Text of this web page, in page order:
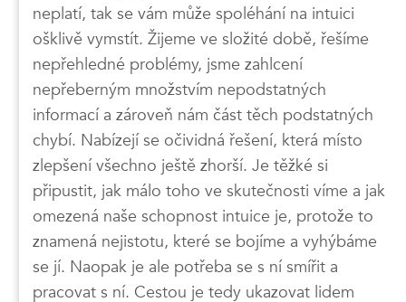
neplatí, tak se vám může spoléhání na intuici
ošklivě vymstít. Žijeme ve složité době, řešíme
nepřehledné problémy, jsme zahlcení
nepřeberným množstvím nepodstatných
informací a zároveň nám část těch podstatných
chybí. Nabízejí se očividná řešení, která místo
zlepšení všechno ještě zhorší. Je těžké si
připustit, jak málo toho ve skutečnosti víme a jak
omezená naše schopnost intuice je, protože to
znamená nejistotu, které se bojíme a vyhýbáme
se jí. Naopak je ale potřeba se s ní smířit a
pracovat s ní. Cestou je tedy ukazovat lidem